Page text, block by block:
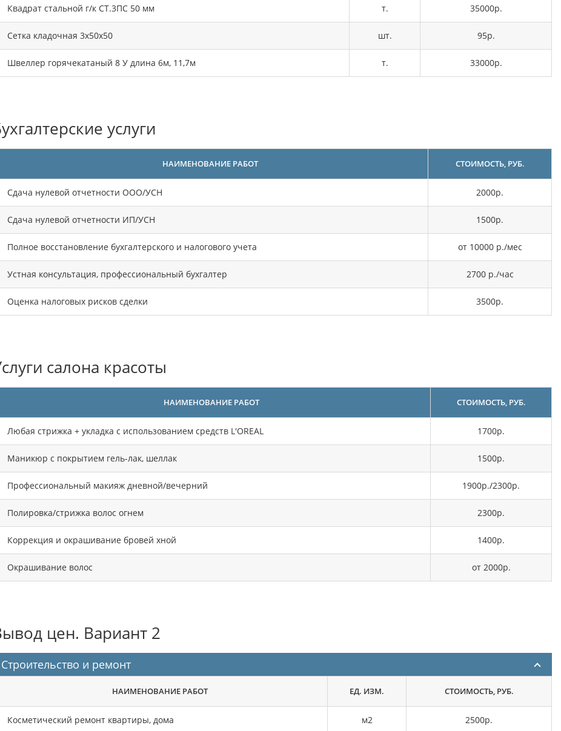
Квадрат стальной г/к СТ.3ПС 50 мм т. 35000р.
Сетка кладочная 3х50х50 шт. 95р.
Швеллер горячекатаный 8 У длина 6м, 11,7м т. 33000р.
услуги
НАИМЕНОВАНИЕ РАБОТ СТОИМОСТЬ, РУБ.
Сдача нулевой отчетности ООО/УСН 2000р.
Сдача нулевой отчетности ИП/УСН 1500р.
Полное восстановление бухгалтерского и налогового учета от 10000 р./мес
Устная консультация, профессиональный бухгалтер 2700 р./час
Оценка налоговых рисков сделки 3500р.
салона красоты
НАИМЕНОВАНИЕ РАБОТ СТОИМОСТЬ, РУБ.
Любая стрижка + укладка с использованием средств L'OREAL 1700р.
Маникюр с покрытием гель-лак, шеллак 1500р.
Профессиональный макияж дневной/вечерний 1900р./2300р.
Полировка/стрижка волос огнем 2300р.
Коррекция и окрашивание бровей хной 1400р.
Окрашивание волос от 2000р.
цен. Вариант 2
Строительство и ремонт
НАИМЕНОВАНИЕ РАБОТ ЕД. ИЗМ. СТОИМОСТЬ, РУБ.
Косметический ремонт квартиры, дома м2 2500р.